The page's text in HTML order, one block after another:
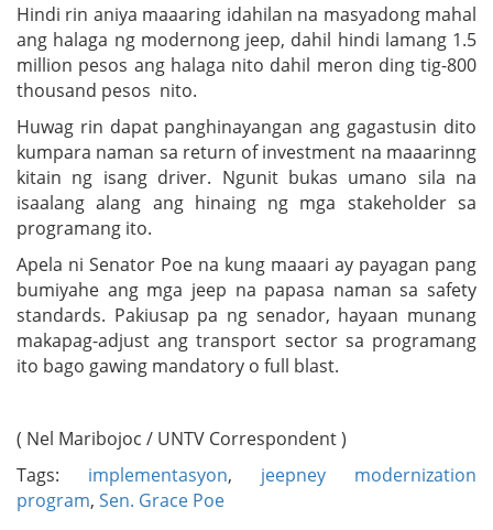
Hindi rin aniya maaaring idahilan na masyadong mahal
ang halaga ng modernong jeep, dahil hindi lamang 1.5
million pesos ang halaga nito dahil meron ding tig-800
thousand pesos nito.
Huwag rin dapat panghinayangan ang gagastusin dito
kumpara naman sa return of investment na maaarinng
kitain ng isang driver. Ngunit bukas umano sila na
isaalang alang ang hinaing ng mga stakeholder sa
programang ito.
Apela ni Senator Poe na kung maaari ay payagan pang
bumiyahe ang mga jeep na papasa naman sa safety
standards. Pakiusap pa ng senador, hayaan munang
makapag-adjust ang transport sector sa programang
ito bago gawing mandatory o full blast.
( Nel Maribojoc / UNTV Correspondent )
Tags: implementasyon, jeepney modernization
program, Sen. Grace Poe